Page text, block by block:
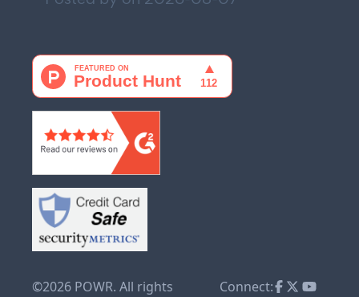
©2026 POWR. All rights
Connect: